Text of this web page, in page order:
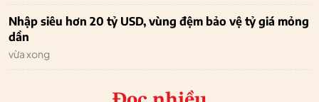
Nhập siêu hơn 20 tỷ USD, vùng đệm bảo vệ tỷ giá mỏng
dần
vừa xong